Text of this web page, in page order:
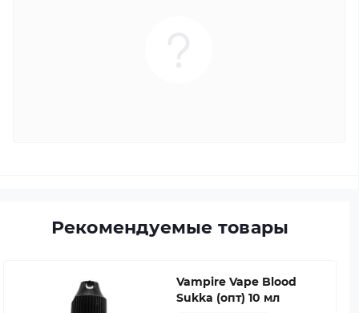
Рекомендуемые товары
Vampire Vape Blood
Sukka (опт) 10 мл